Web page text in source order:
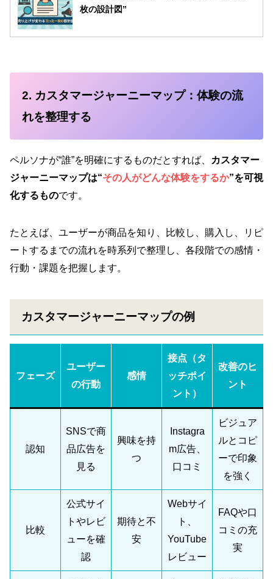
枚の設計図”
2. カスタマージャーニーマップ：体験の流
れを整理する
ペルソナが“誰”を明確にするものだとすれば、
カスタマー
ジャーニーマップは“その人がどんな体験をするか”を可視
化するものです。
たとえば、ユーザーが商品を知り、比較し、購入し、リピ
ートするまでの流れを時系列で整理し、各段階での感情・
行動・課題を把握します。
カスタマージャーニーマップの例
フェーズ
ユーザー
の行動
感情
接点（タ
ッチポイ
ント）
改善のヒ
ント
認知
SNSで商
品広告を
見る
興味を持
つ
Instagra
m広告、
口コミ
ビジュア
ルとコピ
ーで印象
を強く
比較
公式サイ
トやレビ
ューを確
認
期待と不
安
Webサイ
ト、
YouTube
レビュー
FAQや口
コミの充
実